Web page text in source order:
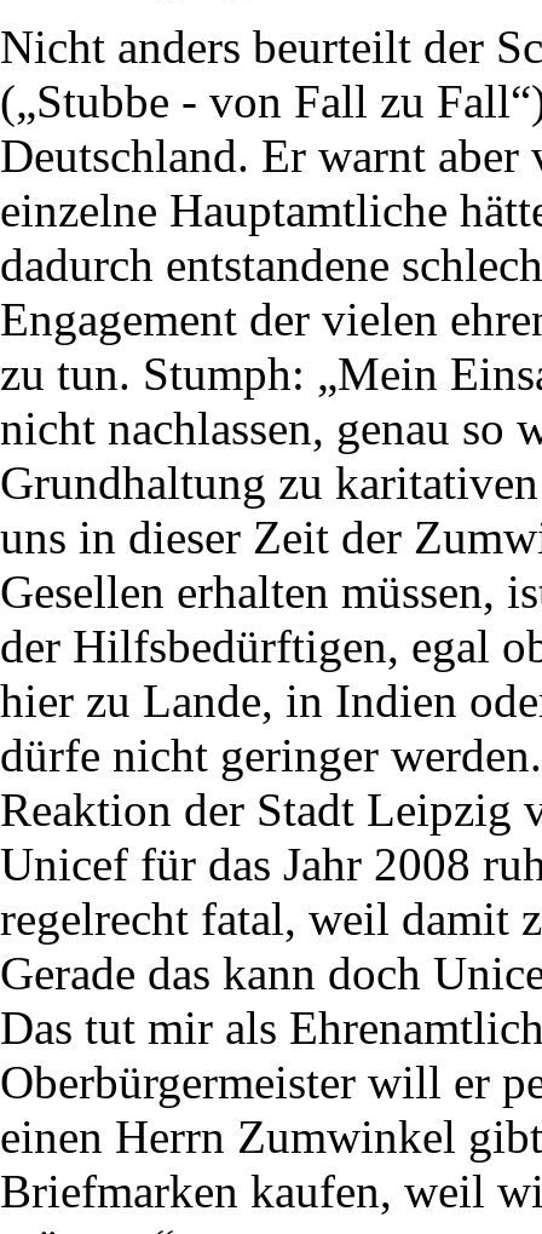
Nicht anders beurteilt der
(„Stubbe - von Fall zu
Deutschland. Er warnt
einzelne Hauptamtliche
dadurch entstandene
Engagement der vielen
zu tun. Stumph: „Mein
nicht nachlassen, genau so
Grundhaltung zu
uns in dieser Zeit der
Gesellen erhalten müssen,
der Hilfsbedürftigen, egal
hier zu Lande, in Indien
dürfe nicht geringer
Reaktion der Stadt Leipzig
Unicef für das Jahr 2008
regelrecht fatal, weil damit
Gerade das kann doch
Das tut mir als
Oberbürgermeister will er
einen Herrn Zumwinkel
Briefmarken kaufen, weil